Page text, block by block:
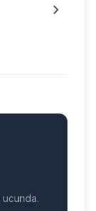
ucunda.